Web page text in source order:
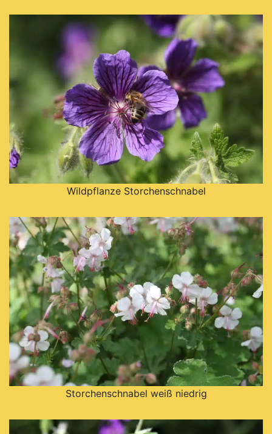
Wildpflanze Storchenschnabel
Storchenschnabel weiß niedrig